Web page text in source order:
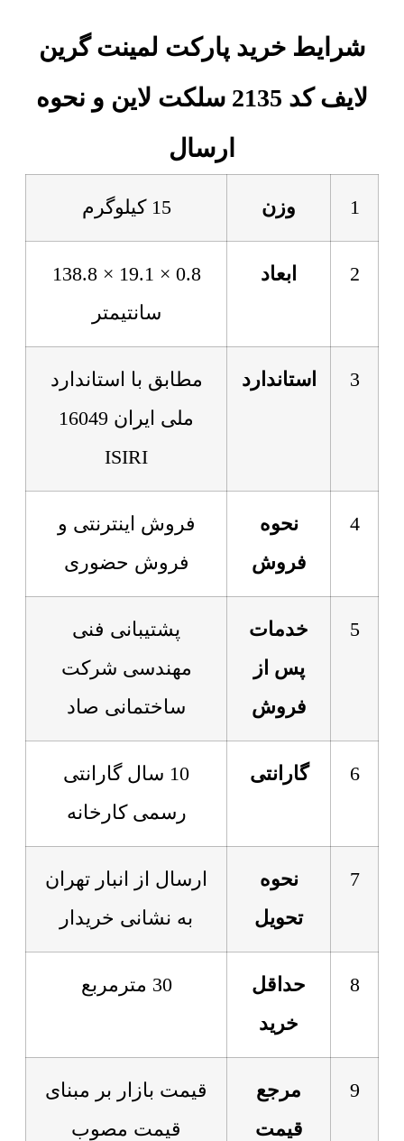
شرایط خرید پارکت لمینت گرین
لایف کد 2135 سلکت لاین و نحوه
ارسال
1 وزن 15 کیلوگرم
2 ابعاد
0.8 × 19.1 × 138.8
سانتیمتر
3 استاندارد
مطابق با استاندارد
ملی ایران 16049
ISIRI
4
نحوه
فروش
فروش اینترنتی و
فروش حضوری
5
خدمات
پس از
فروش
پشتیبانی فنی
مهندسی شرکت
ساختمانی صاد
6 گارانتی
10 سال گارانتی
رسمی کارخانه
7
نحوه
تحویل
ارسال از انبار تهران
به نشانی خریدار
8
حداقل
خرید
30 مترمربع
9
مرجع
قیمت
قیمت بازار بر مبنای
قیمت مصوب